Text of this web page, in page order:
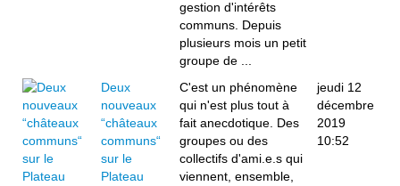
gestion d'intérêts
communs. Depuis
plusieurs mois un petit
groupe de ...
Deux
nouveaux
“châteaux
communs“
sur le
Plateau
C'est un phénomène
qui n'est plus tout à
fait anecdotique. Des
groupes ou des
collectifs d'ami.e.s qui
viennent, ensemble,
jeudi 12
décembre
2019
10:52